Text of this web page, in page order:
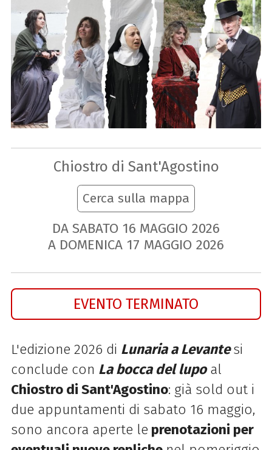
Chiostro di Sant'Agostino
Cerca sulla mappa
DA SABATO 16 MAGGIO 2026
A DOMENICA 17 MAGGIO 2026
EVENTO TERMINATO
L'edizione 2026 di Lunaria a Levantesi
conclude con La bocca del lupoal
Chiostro di Sant'Agostino: già sold out i
due appuntamenti di sabato 16 maggio,
sono ancora aperte le prenotazioni per